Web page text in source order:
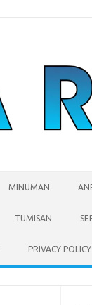
MINUMAN
TUMISAN
PRIVACY POLICY